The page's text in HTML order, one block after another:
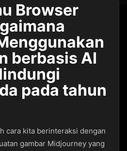
Browser
berbasis AI
pada tahun
cara kita berinteraksi dengan
gambar Midjourney yang